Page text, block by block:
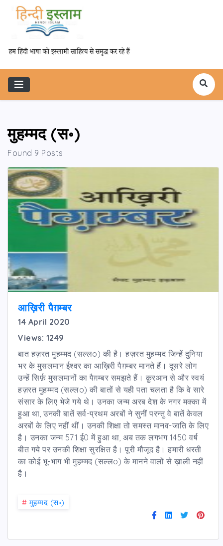
मुहम्मद (स॰)
Found 9 Posts
आख़िरी पैग़म्बर
14 April 2020
Views: 1249
बात हज़रत मुहम्मद (सल्लo) की है। हज़रत मुहम्मद जिन्हें दुनिया
भर के मुसलमान ईश्वर का आख़िरी पैग़म्बर मानते हैं। दूसरे लोग
उन्हें सिर्फ़ मुसलमानों का पैग़म्बर समझते हैं। क़ुरआन से और स्वयं
हज़रत मुहम्मद (सल्लo) की बातों से यही पता चलता है कि वे सारे
संसार के लिए भेजे गये थे। उनका जन्म अरब देश के नगर मक्का में
हुआ था, उनकी बातें सर्व-प्रथम अरबों ने सुनीं परन्तु वे बातें केवल
अरबों के लिए नहीं थीं। उनकी शिक्षा तो समस्त मानव-जाति के लिए
है। उनका जन्म 571 ई0 में हुआ था, अब तक लगभग 1450 वर्ष
बीत गये पर उनकी शिक्षा सुरक्षित है। पूरी मौजूद है। हमारी धरती
का कोई भू-भाग भी मुहम्मद (सल्लo) के मानने वालों से ख़ाली नहीं
है।
# मुहम्मद (स॰)